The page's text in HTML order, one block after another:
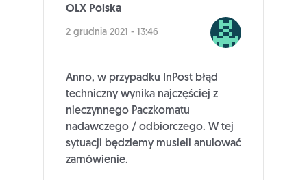
OLX Polska
2 grudnia 2021 - 13:46
Anno, w przypadku InPost błąd
techniczny wynika najczęściej z
nieczynnego Paczkomatu
nadawczego / odbiorczego. W tej
sytuacji będziemy musieli anulować
zamówienie.